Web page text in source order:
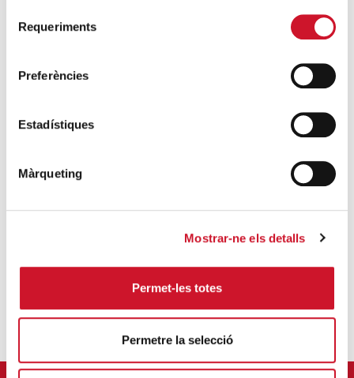
Requeriments
Preferències
Estadístiques
Màrqueting
Mostrar-ne els detalls
Permet-les totes
Permetre la selecció
Model d'Acció Social